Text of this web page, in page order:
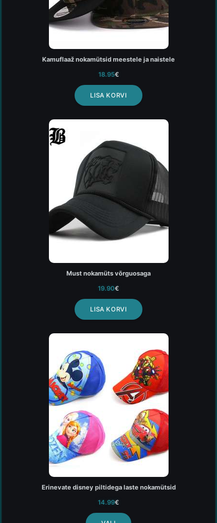
Kamuflaaž nokamütsid meestele ja naistele
18.95€
LISA KORVI
Must nokamüts võrguosaga
19.90€
LISA KORVI
Erinevate disney piltidega laste nokamütsid
14.99€